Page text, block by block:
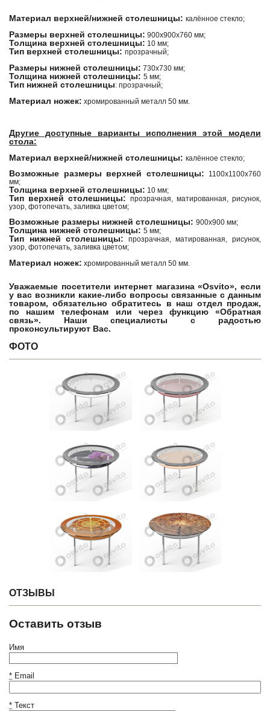
Материал верхней/нижней столешницы: калённое стекло;
Размеры верхней столешницы: 900х900х760 мм;
Толщина верхней столешницы: 10 мм;
Тип верхней столешницы: прозрачный;
Размеры нижней столешницы: 730х730 мм;
Толщина нижней столешницы: 5 мм;
Тип нижней столешницы: прозрачный;
Материал ножек: хромированный металл 50 мм.
Другие доступные варианты исполнения этой модели
стола:
Материал верхней/нижней столешницы: калённое стекло;
Возможные размеры верхней столешницы:
1100х1100х760
мм;
Толщина верхней столешницы: 10 мм;
Тип верхней столешницы: прозрачная, матированная, рисунок,
узор, фотопечать, заливка цветом;
Возможные размеры нижней столешницы: 900х900 мм;
Толщина нижней столешницы: 5 мм;
Тип нижней столешницы: прозрачная, матированная, рисунок,
узор, фотопечать, заливка цветом;
Материал ножек: хромированный металл 50 мм.
Уважаемые посетители интернет магазина «Osvito», если
у вас возникли какие-либо вопросы связанные с данным
товаром, обязательно обратитесь в наш отдел продаж,
по нашим телефонам или через функцию «Обратная
связь». Наши специалисты с радостью
проконсультируют Вас.
ФОТО
ОТЗЫВЫ
Оставить отзыв
Имя
* Email
* Текст